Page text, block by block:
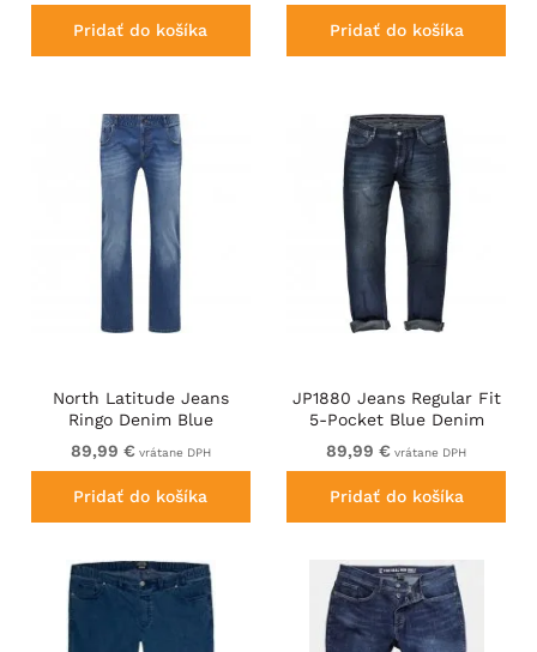
Pridať do košíka Pridať do košíka
North Latitude Jeans
Ringo Denim Blue
89,99 € vrátane DPH
Pridať do košíka
JP1880 Jeans Regular Fit
5-Pocket Blue Denim
89,99 € vrátane DPH
Pridať do košíka